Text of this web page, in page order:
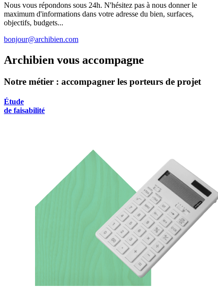
Nous vous répondons sous 24h. N'hésitez pas à nous donner le
maximum d'informations dans votre adresse du bien, surfaces,
objectifs, budgets...
bonjour@archibien.com
Archibien vous accompagne
Notre métier : accompagner les porteurs de projet
Étude
de faisabilité